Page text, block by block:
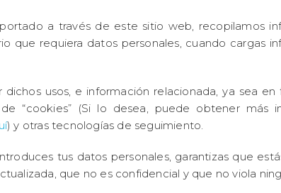
a través de este sitio web, recopilamos
que requiera datos personales, cuando
dichos usos, e información relacionada, ya sea
“cookies” (Si lo desea, puede obtener más
) y otras tecnologías de seguimiento.
tus datos personales, garantizas que
que no es confidencial y que no viola